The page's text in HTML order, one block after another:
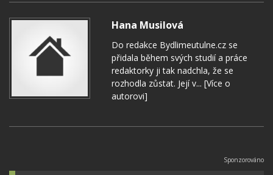
Hana Musilová
Do redakce Bydlimeutulne.cz se
přidala během svých studií a práce
redaktorky ji tak nadchla, že se
rozhodla zůstat. Její v... [Více o
autorovi]